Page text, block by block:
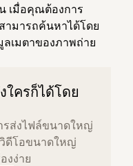
เมื่อคุณต้องการ
ามารถค้นหาได้โดย
เมตาของภาพถ่าย
ครก็ได้โดย
รส่งไฟล์ขนาดใหญ่
ดีโอขนาดใหญ่
งง่าย